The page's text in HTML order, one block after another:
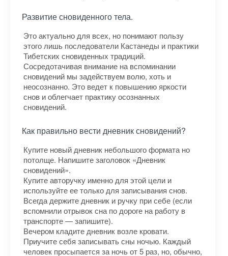
Развитие сновиденного тела.
Это актуально для всех, но понимают пользу
этого лишь последователи Кастанеды и практики
Тибетских сновиденных традиций.
Сосредотачивая внимание на вспоминании
сновидений мы задействуем волю, хоть и
неосознанно. Это ведет к повышению яркости
снов и облегчает практику осознанных
сновидений.
Как правильно вести дневник сновидений?
Купите новый дневник небольшого формата но
потолще. Напишите заголовок «Дневник
сновидений».
Купите авторучку именно для этой цели и
используйте ее только для записывания снов.
Всегда держите дневник и ручку при себе (если
вспомнили отрывок сна по дороге на работу в
транспорте — запишите).
Вечером кладите дневник возле кровати.
Приучите себя записывать сны ночью. Каждый
человек просыпается за ночь от 5 раз, но, обычно,